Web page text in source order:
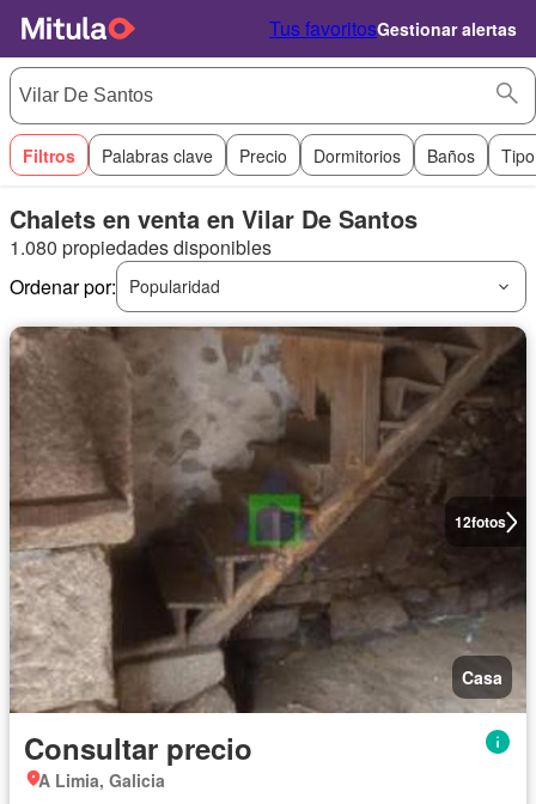
Tus favoritosGestionar alertas
Filtros Palabras clave Precio Dormitorios Baños
Chalets en venta en Vilar De Santos
1.080 propiedades disponibles
Ordenar por:
Popularidad
12fotos
Casa
Consultar precio
A Limia, Galicia